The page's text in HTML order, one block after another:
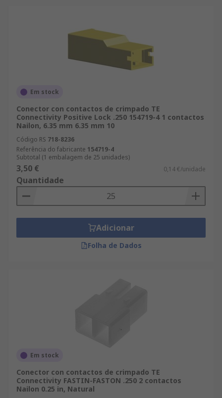
Em stock
Conector con contactos de crimpado TE
Connectivity Positive Lock .250 154719-4 1 contactos
Nailon, 6.35 mm 6.35 mm 10
Código RS 718-8236
Referência do fabricante 154719-4
Subtotal (1 embalagem de 25 unidades)
3,50 € 0,14 €/unidade
Quantidade
Adicionar
Folha de Dados
Em stock
Conector con contactos de crimpado TE
Connectivity FASTIN-FASTON .250 2 contactos
Nailon 0.25 in, Natural